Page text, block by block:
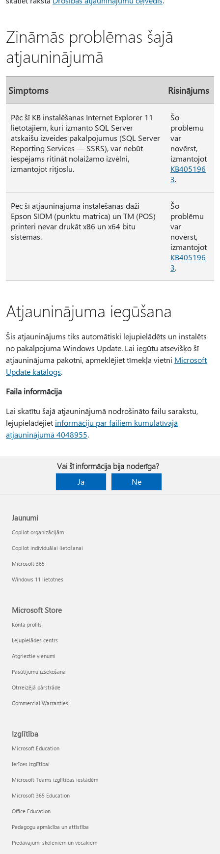
Zināmās problēmas šajā
atjauninājumā
Simptoms Risinājums
Pēc šī KB instalēšanas Internet Explorer 11
lietotājiem, kuri izmanto SQL Server
atskaišu izveides pakalpojumus (SQL Server
Reporting Services — SSRS), var nebūt
iespējams ritināt nolaižamo izvēlni,
izmantojot ritjoslu.
Šo
problēmu
var
novērst,
izmantojot
KB405196
3.
Pēc šī atjauninājuma instalēšanas daži
Epson SIDM (punktu matrica) un TM (POS)
printeri nevar drukāt x86 un x64 bitu
sistēmās.
Šo
problēmu
var
novērst,
izmantojot
KB405196
3.
Atjauninājuma iegūšana
Šis atjauninājums tiks automātiski lejupielādēts un instalēts
no pakalpojuma Windows Update. Lai iegūtu atsevišķo šī
atjauninājuma pakotni, apmeklējiet tīmekļa vietni Microsoft
Update katalogs.
Faila informācija
Lai skatītu šajā atjauninājumā nodrošināto failu sarakstu,
lejupielādējiet informāciju par failiem kumulatīvajā
atjauninājumā 4048955.
Vai šī informācija bija noderīga?
Jā
Nē
Jaunumi
Copilot organizācijām
Copilot individuālai lietošanai
Microsoft 365
Windows 11 lietotnes
Microsoft Store
Konta profils
Lejupielādes centrs
Atgrieztie vienumi
Pasūtījumu izsekošana
Otrreizējā pārstrāde
Commercial Warranties
Izglītība
Microsoft Education
Ierīces izglītībai
Microsoft Teams izglītības iestādēm
Microsoft 365 Education
Office Education
Pedagogu apmācība un attīstība
Piedāvājumi skolēniem un vecākiem